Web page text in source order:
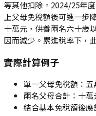
等其他扣除。2024/25年
上父母免稅額後可進一步
十萬元，供養兩名六十歲
因而減少。累進稅率下，
實際計算例子
單一父母免稅額：五
兩名父母合計：十萬
結合基本免稅額後